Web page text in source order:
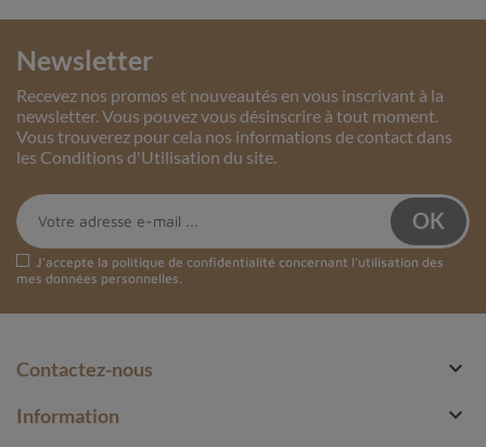
Newsletter
Recevez nos promos et nouveautés en vous inscrivant à la
newsletter. Vous pouvez vous désinscrire à tout moment.
Vous trouverez pour cela nos informations de contact dans
les Conditions d'Utilisation du site.
J'accepte la politique de confidentialité concernant l'utilisation des
mes données personnelles.
Contactez-nous 
Information 